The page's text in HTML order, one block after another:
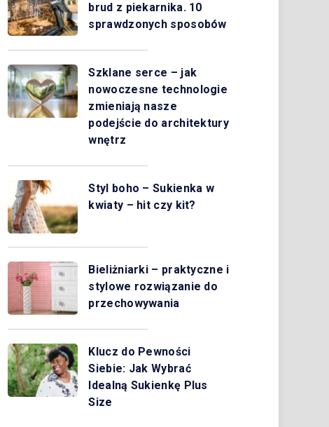
brud z piekarnika. 10
sprawdzonych sposobów
Szklane serce – jak
nowoczesne technologie
zmieniają nasze
podejście do architektury
wnętrz
Styl boho – Sukienka w
kwiaty – hit czy kit?
Bieliżniarki – praktyczne i
stylowe rozwiązanie do
przechowywania
Klucz do Pewności
Siebie: Jak Wybrać
Idealną Sukienkę Plus
Size